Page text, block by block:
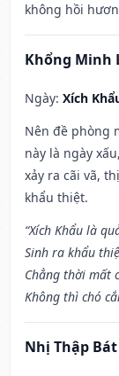
không hồi
Khổng Minh
Ngày: Xích
Nên đề phòng
này là ngày
xảy ra cãi vã,
khẩu thiệt.
“Xích Khẩu là
Sinh ra khẩu
Chẳng thời mất
Không thì chó
Nhị Thập Bát